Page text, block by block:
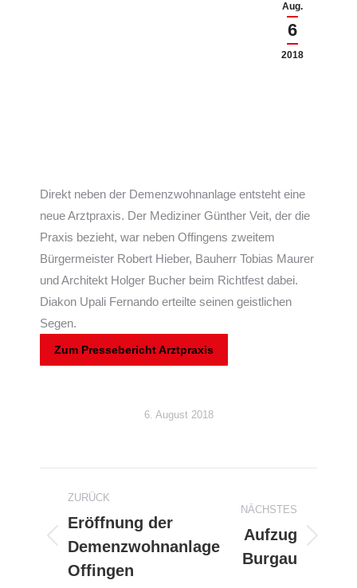
Aug.
6
2018
Direkt neben der Demenzwohnanlage entsteht eine
neue Arztpraxis. Der Mediziner Günther Veit, der die
Praxis bezieht, war neben Offingens zweitem
Bürgermeister Robert Hieber, Bauherr Tobias Maurer
und Architekt Holger Bucher beim Richtfest dabei.
Diakon Upali Fernando erteilte seinen geistlichen
Segen.
Zum Pressebericht Arztpraxis
6. August 2018
Kommentarnavigation
ZURÜCK
Vorheriger
Beitrag:
Eröffnung der
Demenzwohnanlage
Offingen
NÄCHSTES
Beitrag:
Aufzug
Burgau